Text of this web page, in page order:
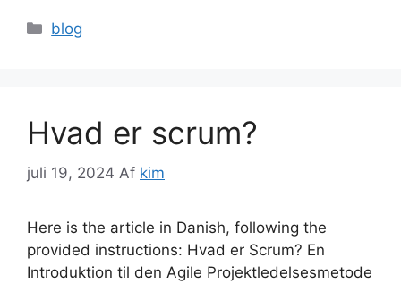
Kategorier
blog
Hvad er scrum?
juli 19, 2024 Af kim
Here is the article in Danish, following the
provided instructions: Hvad er Scrum? En
Introduktion til den Agile Projektledelsesmetode